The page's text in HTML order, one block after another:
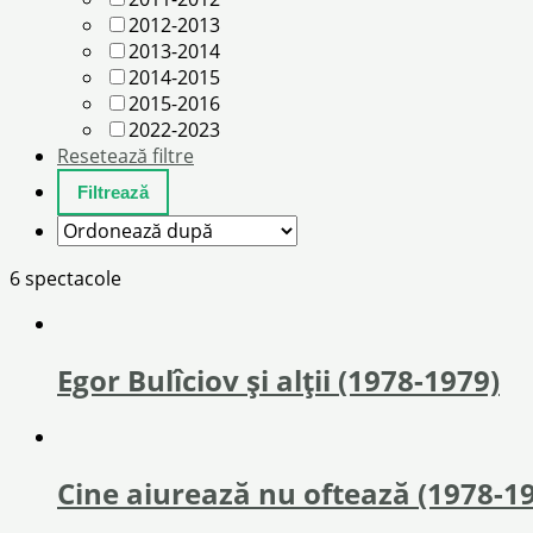
2012-2013
2013-2014
2014-2015
2015-2016
2022-2023
Resetează filtre
6 spectacole
Egor Bulîciov și alții (1978-1979)
Cine aiurează nu oftează (1978-